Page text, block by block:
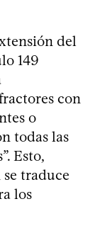
del
149
con
o
todas las
Esto,
traduce
los